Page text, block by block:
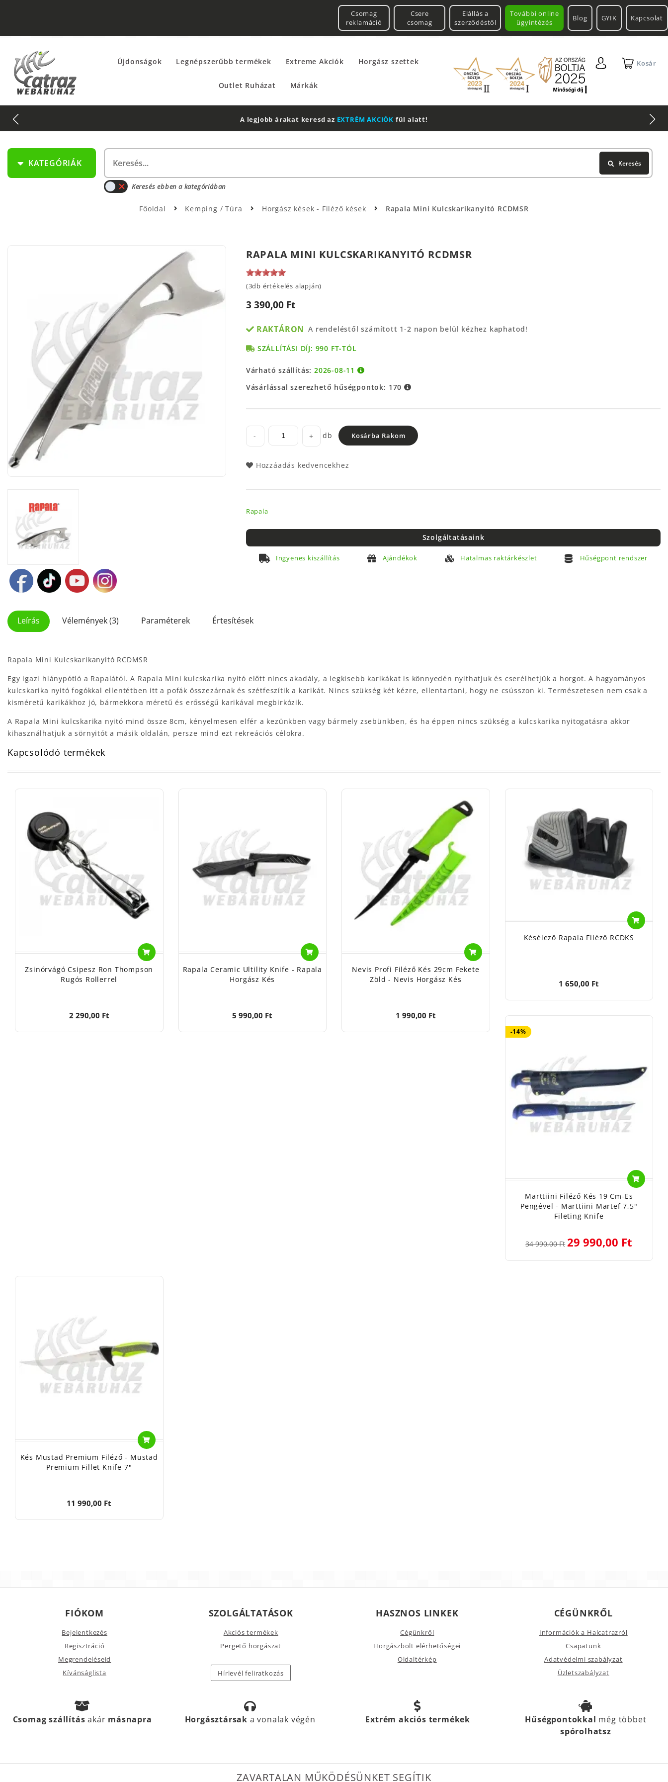
További online
ügyintézés
Csomag
reklamáció
Csere
csomag
Elállás a
szerződéstől
Blog GYIK Kapcsolat
Újdonságok Legnépszerűbb termékek Extreme Akciók Horgász szettek
Outlet Ruházat Márkák
Kosár
A legjobb árakat keresd az EXTRÉM AKCIÓK fül alatt!
KATEGÓRIÁK Keresés
Keresés ebben a kategóriában
Főoldal Kemping / Túra Horgász kések - Filéző kések Rapala Mini Kulcskarikanyitó RCDMSR
RAPALA MINI KULCSKARIKANYITÓ RCDMSR
(3db értékelés alapján)
3 390,00 Ft
RAKTÁRON A rendeléstől számított 1-2 napon belül kézhez kaphatod!
SZÁLLÍTÁSI DÍJ: 990 FT-TÓL
Várható szállítás:2026-08-11
Vásárlással szerezhető hűségpontok: 170
- + db Kosárba Rakom
Hozzáadás kedvencekhez
Rapala
Szolgáltatásaink
Ingyenes kiszállítás Ajándékok Hatalmas raktárkészlet Hűségpont rendszer
Leírás Vélemények (3) Paraméterek Értesítések
Rapala Mini Kulcskarikanyitó RCDMSR
Egy igazi hiánypótló a Rapalától. A Rapala Mini kulcskarika nyitó előtt nincs akadály, a legkisebb karikákat is könnyedén nyithatjuk és cserélhetjük a horgot. A hagyományos
kulcskarika nyitó fogókkal ellentétben itt a pofák összezárnak és szétfeszítik a karikát. Nincs szükség két kézre, ellentartani, hogy ne csússzon ki. Természetesen nem csak a
kisméretű karikákhoz jó, bármekkora méretű és erősségű karikával megbirkózik.
A Rapala Mini kulcskarika nyitó mind össze 8cm, kényelmesen elfér a kezünkben vagy bármely zsebünkben, és ha éppen nincs szükség a kulcskarika nyitogatásra akkor
kihasználhatjuk a sörnyitót a másik oldalán, persze mind ezt rekreációs célokra.
Kapcsolódó termékek
Zsinórvágó Csipesz Ron Thompson
Rugós Rollerrel
2 290,00 Ft
Rapala Ceramic Ultility Knife - Rapala
Horgász Kés
5 990,00 Ft
Nevis Profi Filéző Kés 29cm Fekete
Zöld - Nevis Horgász Kés
1 990,00 Ft
Késélező Rapala Filéző RCDKS
1 650,00 Ft
-14%
Marttiini Filéző Kés 19 Cm-Es
Pengével - Marttiini Martef 7,5"
Fileting Knife
34 990,00 Ft 29 990,00 Ft
Kés Mustad Premium Filéző - Mustad
Premium Fillet Knife 7"
11 990,00 Ft
FIÓKOM
Bejelentkezés
Regisztráció
Megrendeléseid
Kívánságlista
SZOLGÁLTATÁSOK
Akciós termékek
Pergető horgászat
Hírlevél feliratkozás
HASZNOS LINKEK
Cégünkről
Horgászbolt elérhetőségei
Oldaltérkép
CÉGÜNKRŐL
Információk a Halcatrazról
Csapatunk
Adatvédelmi szabályzat
Üzletszabályzat
Csomag szállításakár másnapra Horgásztársak a vonalak végén Extrém akciós termékek Hűségpontokkal még többet
spórolhatsz
ZAVARTALAN MŰKÖDÉSÜNKET SEGÍTIK